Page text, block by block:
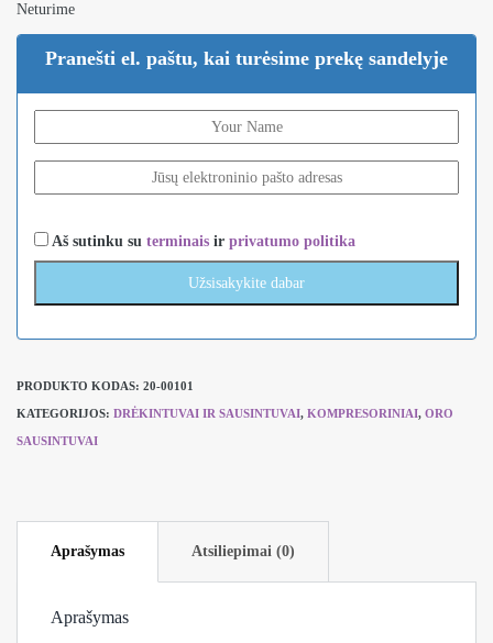
Neturime
Pranešti el. paštu, kai turėsime prekę sandelyje
Aš sutinku su terminais ir privatumo politika
PRODUKTO KODAS: 20-00101
KATEGORIJOS: DRĖKINTUVAI IR SAUSINTUVAI, KOMPRESORINIAI, ORO
SAUSINTUVAI
Aprašymas Atsiliepimai (0)
Aprašymas